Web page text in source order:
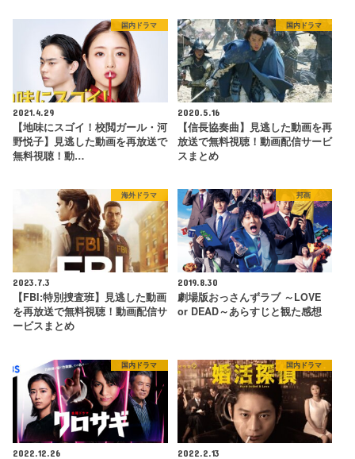
国内ドラマ
2021.4.29
【地味にスゴイ！校閲ガール・河
野悦子】見逃した動画を再放送で
無料視聴！動…
国内ドラマ
2020.5.16
【信長協奏曲】見逃した動画を再
放送で無料視聴！動画配信サービ
スまとめ
海外ドラマ
2023.7.3
【FBI:特別捜査班】見逃した動画
を再放送で無料視聴！動画配信サ
ービスまとめ
邦画
2019.8.30
劇場版おっさんずラブ ～LOVE
or DEAD～あらすじと観た感想
国内ドラマ
2022.12.26
国内ドラマ
2022.2.13